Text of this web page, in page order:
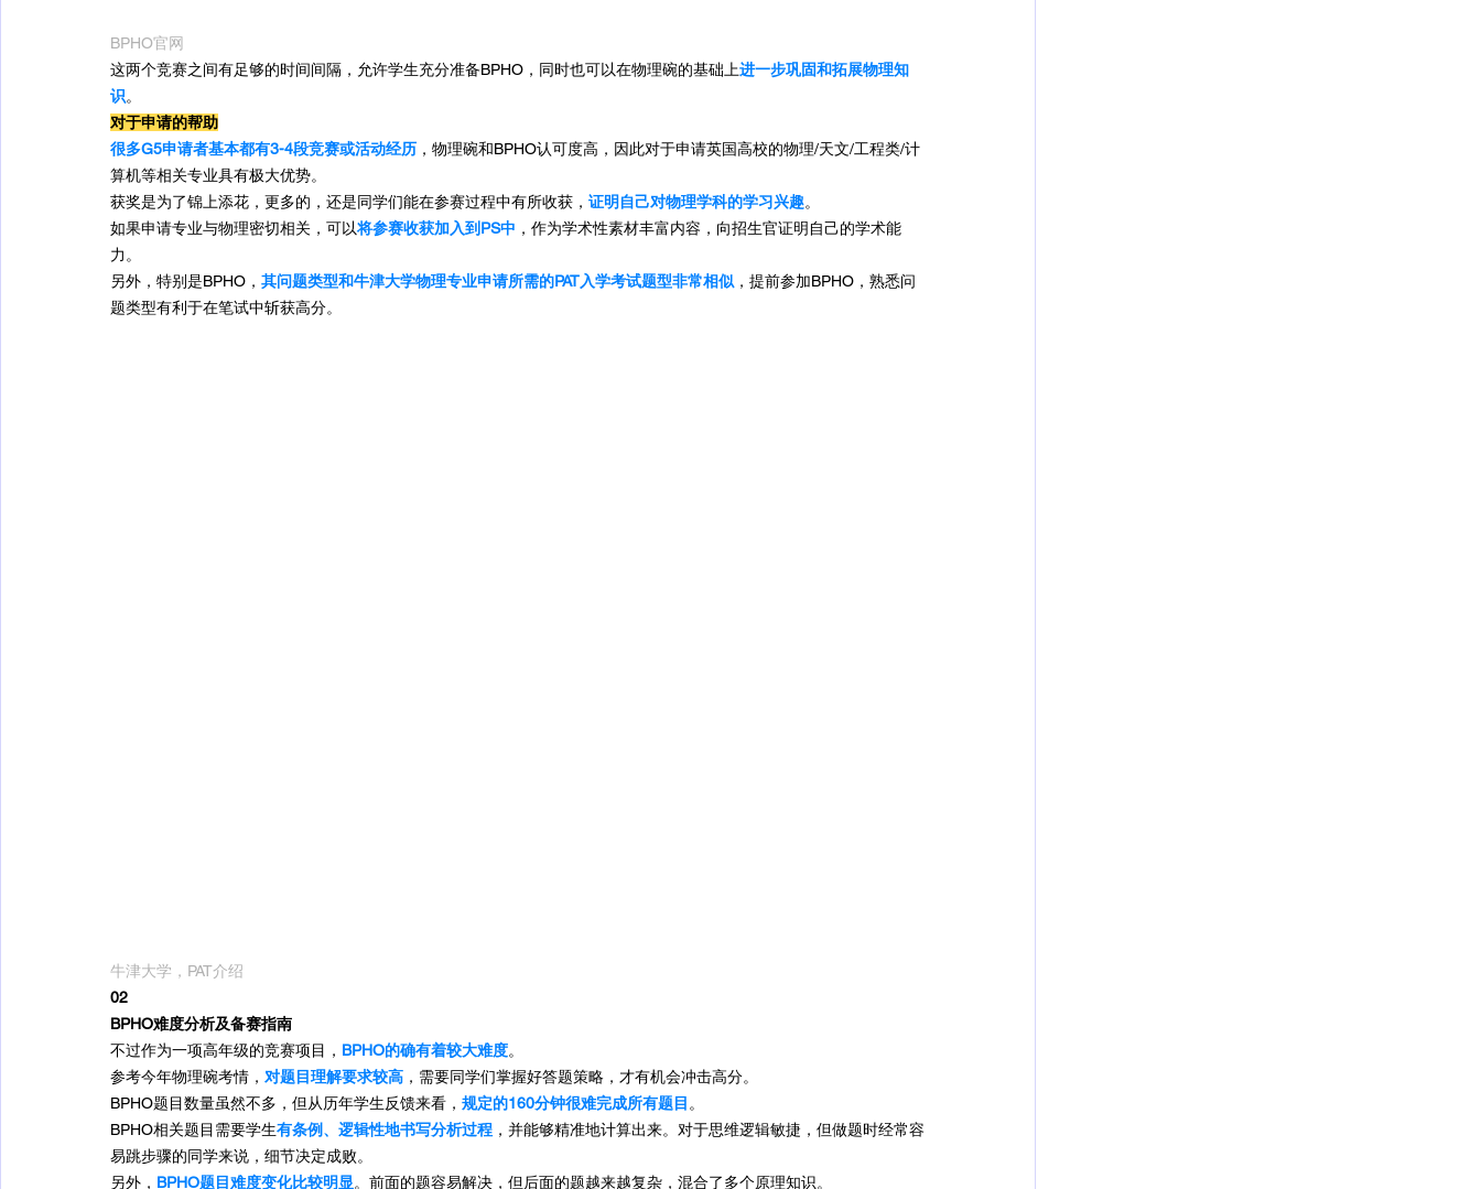
BPHO官网
这两个竞赛之间有足够的时间间隔，允许学生充分准备BPHO，同时也可以在物理碗的基础上进一步巩固和拓展物理知
识。
对于申请的帮助
很多G5申请者基本都有3-4段竞赛或活动经历 ，物理碗和BPHO认可度高，因此对于申请英国高校的物理/天文/工程类/计
算机等相关专业具有极大优势。
获奖是为了锦上添花，更多的，还是同学们能在参赛过程中有所收获， 证明自己对物理学科的学习兴趣。
如果申请专业与物理密切相关，可以将参赛收获加入到PS中 ，作为学术性素材丰富内容，向招生官证明自己的学术能
力。
另外，特别是BPHO， 其问题类型和牛津大学物理专业申请所需的PAT入学考试题型非常相似 ，提前参加BPHO，熟悉问
题类型有利于在笔试中斩获高分。
牛津大学，PAT介绍
02
BPHO难度分析及备赛指南
不过作为一项高年级的竞赛项目， BPHO的确有着较大难度。
参考今年物理碗考情， 对题目理解要求较高 ，需要同学们掌握好答题策略，才有机会冲击高分。
BPHO题目数量虽然不多，但从历年学生反馈来看， 规定的160分钟很难完成所有题目 。
BPHO相关题目需要学生有条例、逻辑性地书写分析过程 ，并能够精准地计算出来。对于思维逻辑敏捷，但做题时经常容
易跳步骤的同学来说，细节决定成败。
另外， BPHO题目难度变化比较明显。前面的题容易解决，但后面的题越来越复杂，混合了多个原理知识。